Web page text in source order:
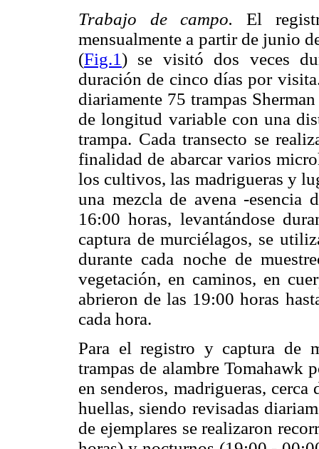
Trabajo de campo. El
mensualmente a partir de junio
(Fig.1) se visitó dos veces
duración de cinco días por
diariamente 75 trampas
de longitud variable con una
trampa. Cada transecto se
finalidad de abarcar varios
los cultivos, las madrigueras y
una mezcla de avena -
16:00 horas, levantándose
captura de murciélagos, se
durante cada noche de
vegetación, en caminos, en
abrieron de las 19:00 horas
cada hora.
Para el registro y captura de
trampas de alambre Tomahawk
en senderos, madrigueras,
huellas, siendo revisadas
de ejemplares se realizaron